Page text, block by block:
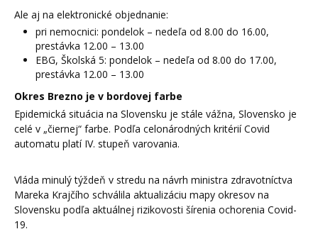
Ale aj na elektronické objednanie:
pri nemocnici: pondelok – nedeľa od 8.00 do 16.00,
prestávka 12.00 – 13.00
EBG, Školská 5: pondelok – nedeľa od 8.00 do 17.00,
prestávka 12.00 – 13.00
Okres Brezno je v bordovej farbe
Epidemická situácia na Slovensku je stále vážna, Slovensko je
celé v „čiernej“ farbe. Podľa celonárodných kritérií Covid
automatu platí IV. stupeň varovania.
Vláda minulý týždeň v stredu na návrh ministra zdravotníctva
Mareka Krajčího schválila aktualizáciu mapy okresov na
Slovensku podľa aktuálnej rizikovosti šírenia ochorenia Covid-
19.